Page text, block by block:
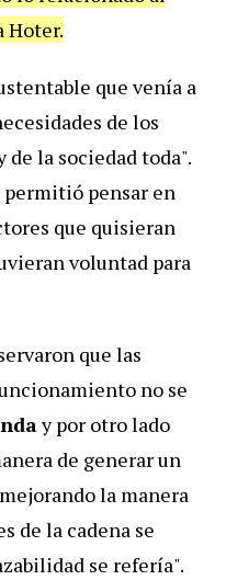
Hoter.
que venía a
de los
la sociedad toda".
permitió pensar en
que quisieran
voluntad para
que las
no se
y por otro lado
de generar un
la manera
de la cadena se
se refería".